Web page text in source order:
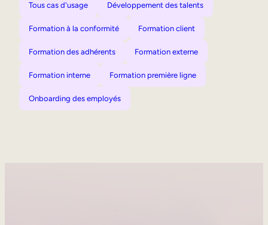
Tous cas d'usage Développement des talents
Formation à la conformité Formation client
Formation des adhérents Formation externe
Formation interne Formation première ligne
Onboarding des employés